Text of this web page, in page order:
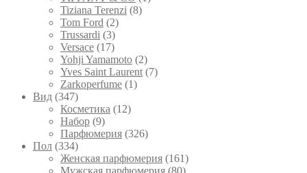
Tiziana Terenzi (8)
Tom Ford (2)
Trussardi (3)
Versace (17)
Yohji Yamamoto (2)
Yves Saint Laurent (7)
Zarkoperfume (1)
Вид (347)
Косметика (12)
Набор (9)
Парфюмерия (326)
Пол (334)
Женская парфюмерия (161)